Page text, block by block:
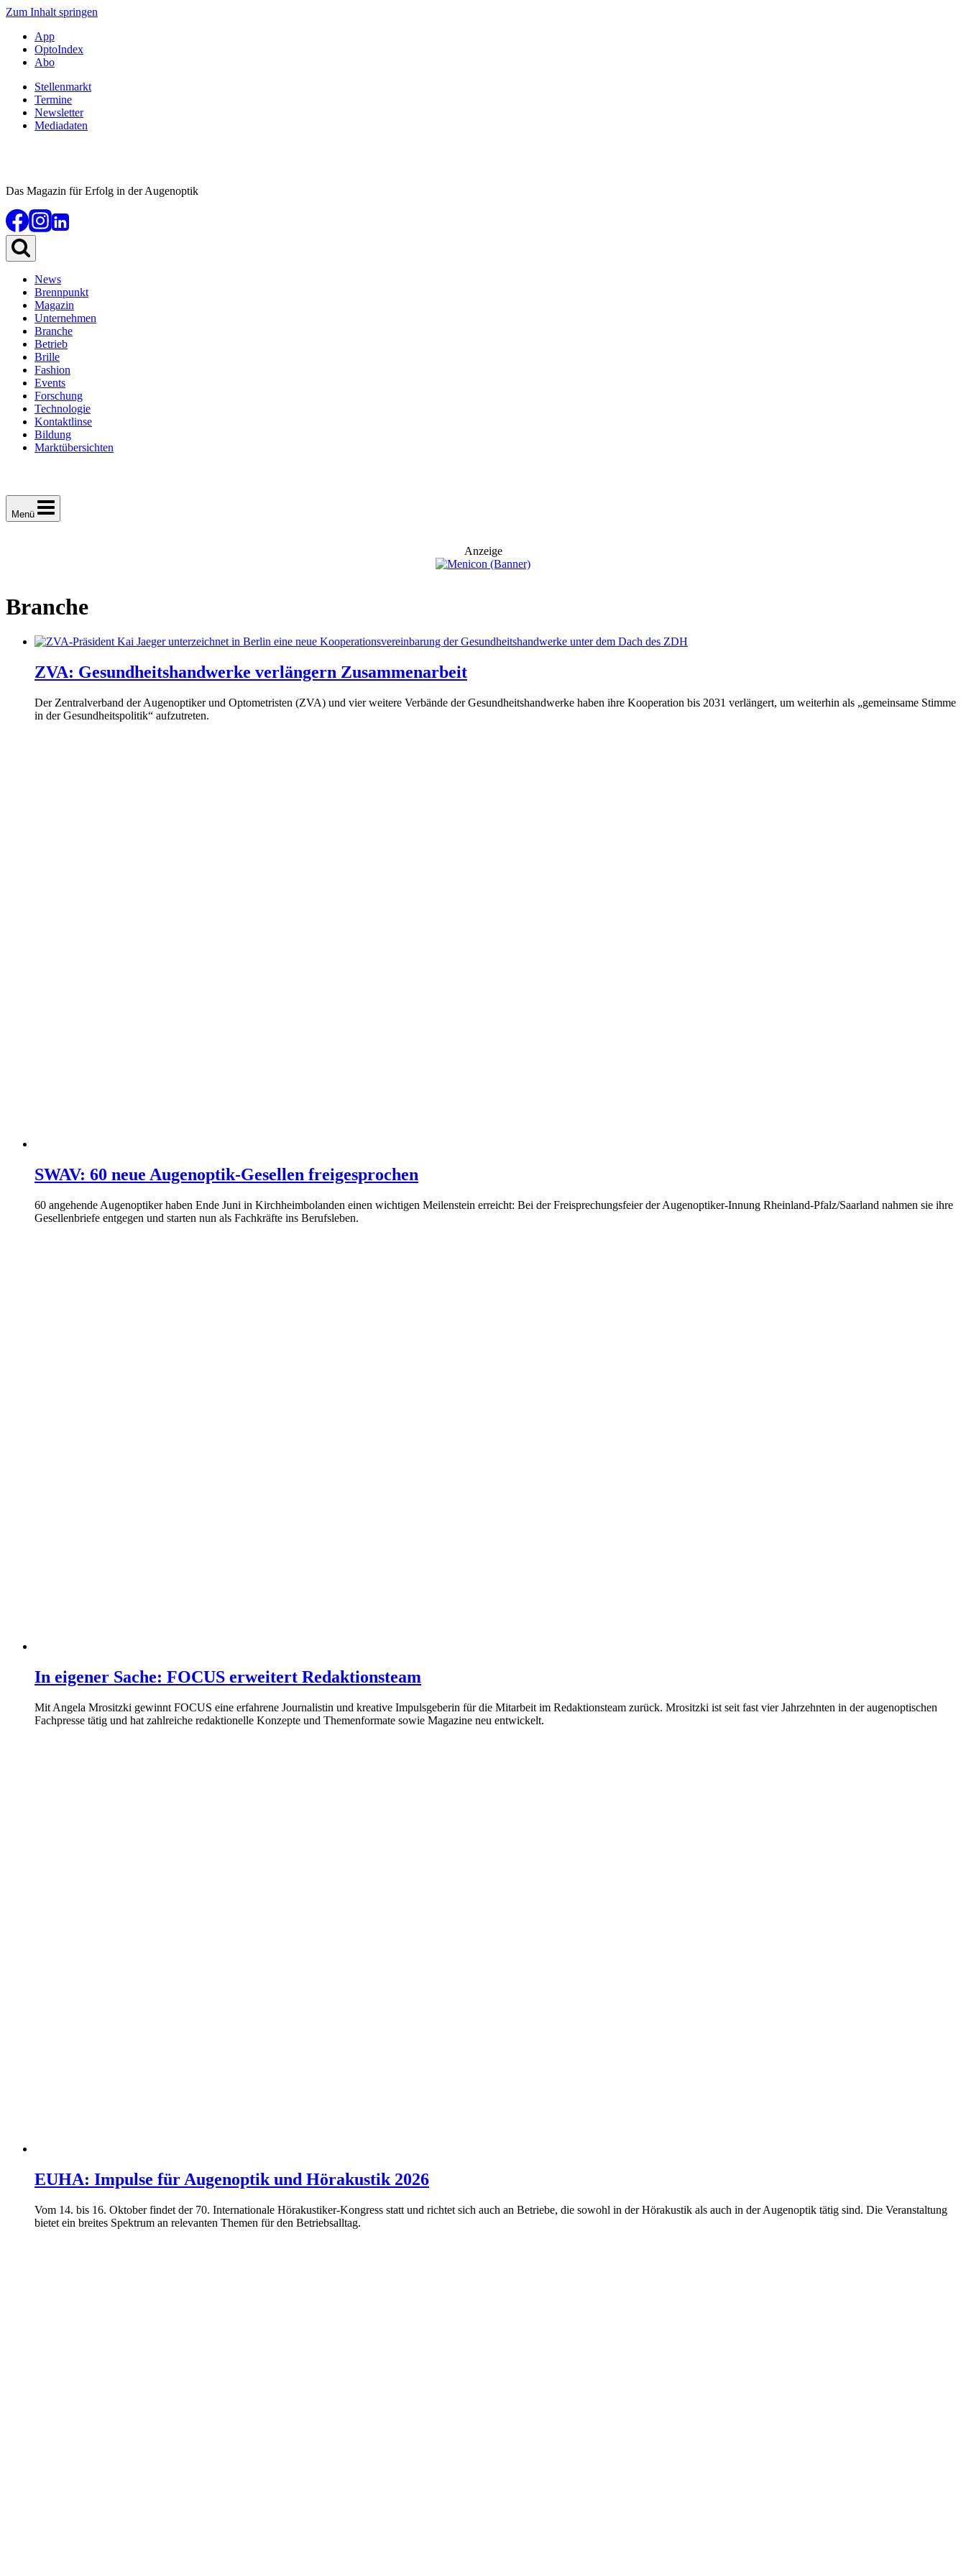
Zum Inhalt springen
App
OptoIndex
Abo
Stellenmarkt
Termine
Newsletter
Mediadaten
Das Magazin für Erfolg in der Augenoptik
News
Brennpunkt
Magazin
Unternehmen
Branche
Betrieb
Brille
Fashion
Events
Forschung
Technologie
Kontaktlinse
Bildung
Marktübersichten
Menü
Anzeige
Branche
ZVA: Gesundheitshandwerke verlängern Zusammenarbeit
Der Zentralverband der Augenoptiker und Optometristen (ZVA) und vier weitere Verbände der Gesundheitshandwerke haben ihre Kooperation bis 2031 verlängert, um weiterhin als „gemeinsame Stimme
in der Gesundheitspolitik“ aufzutreten.
SWAV: 60 neue Augenoptik-Gesellen freigesprochen
60 angehende Augenoptiker haben Ende Juni in Kirchheimbolanden einen wichtigen Meilenstein erreicht: Bei der Freisprechungsfeier der Augenoptiker-Innung Rheinland-Pfalz/Saarland nahmen sie ihre
Gesellenbriefe entgegen und starten nun als Fachkräfte ins Berufsleben.
In eigener Sache: FOCUS erweitert Redaktionsteam
Mit Angela Mrositzki gewinnt FOCUS eine erfahrene Journalistin und kreative Impulsgeberin für die Mitarbeit im Redaktionsteam zurück. Mrositzki ist seit fast vier Jahrzehnten in der augenoptischen
Fachpresse tätig und hat zahlreiche redaktionelle Konzepte und Themenformate sowie Magazine neu entwickelt.
EUHA: Impulse für Augenoptik und Hörakustik 2026
Vom 14. bis 16. Oktober findet der 70. Internationale Hörakustiker-Kongress statt und richtet sich auch an Betriebe, die sowohl in der Hörakustik als auch in der Augenoptik tätig sind. Die Veranstaltung
bietet ein breites Spektrum an relevanten Themen für den Betriebsalltag.